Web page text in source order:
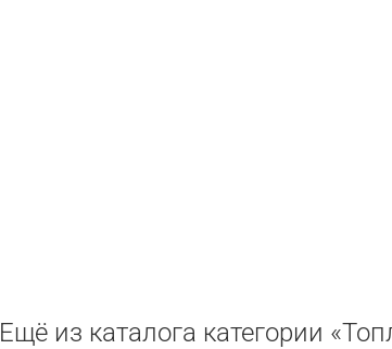
Ещё из каталога категории